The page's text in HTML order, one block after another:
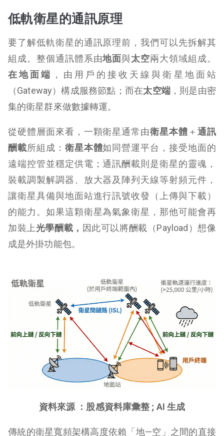
低軌衛星的通訊原理
要了解低軌衛星的通訊原理前，我們可以先拆解其
組成。整個通訊體系由地面與太空兩大領域組成。
在地面端 ，由用戶的接收天線與衛星地面站
（Gateway）構成服務節點；而在太空端，則是由密
集的衛星群來做數據轉運。
從硬體層面來看，一顆衛星通常由衛星本體 ＋ 通訊
酬載所組成： 衛星本體如同營運平台，接受地面的
遠端控管並穩定供電；通訊酬載則是衛星的靈魂，
裝載調製解調器、放大器及陣列天線等射頻元件，
讓衛星具備與地面站進行訊號收發（上傳與下載）
的能力。如果這顆衛星為氣象衛星，那他可能會再
加裝上光學酬載， 因此可以將酬載（Payload）想像
成是外掛功能包。
資料來源 ：股感資料庫彙整 ; AI 生成
傳統的衛星寬頻架構高度依賴「地—空」之間的直接